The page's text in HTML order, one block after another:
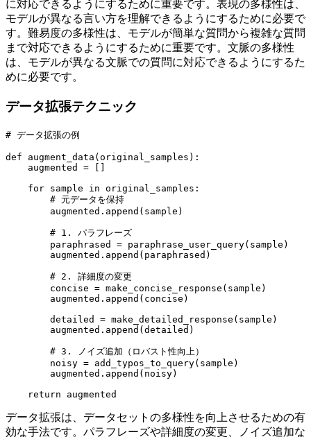
に対応できるようにするために重要です。表現の多様性は、
モデルが異なる言い方を理解できるようにするために必要で
す。難易度の多様性は、モデルが簡単な質問から複雑な質問
まで対応できるようにするために重要です。文脈の多様性
は、モデルが異なる文脈での質問に対応できるようにするた
めに必要です。
データ拡張テクニック
# データ拡張の例
def augment_data(original_samples):
    augmented = []
    for sample in original_samples:
        # 元データを保持
        augmented.append(sample)
        # 1. パラフレーズ
        paraphrased = paraphrase_user_query(sample)
        augmented.append(paraphrased)
        # 2. 詳細度の変更
        concise = make_concise_response(sample)
        augmented.append(concise)
        detailed = make_detailed_response(sample)
        augmented.append(detailed)
        # 3. ノイズ追加（ロバスト性向上）
        noisy = add_typos_to_query(sample)
        augmented.append(noisy)
データ拡張は、データセットの多様性を向上させるための有
効な手法です。パラフレーズや詳細度の変更、ノイズ追加な